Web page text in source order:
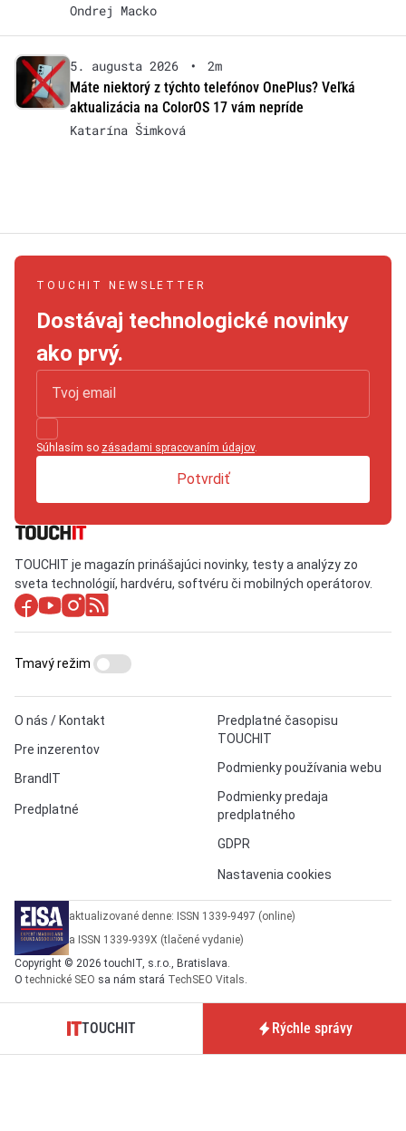
Ondrej Macko
5. augusta 2026 •
2m
Máte niektorý z týchto telefónov OnePlus? Veľká
aktualizácia na ColorOS 17 vám nepríde
Katarína Šimková
TOUCHIT NEWSLETTER
Dostávaj technologické novinky
ako prvý.
Súhlasím so zásadami spracovaním údajov.
Potvrdiť
TOUCHIT je magazín prinášajúci novinky, testy a analýzy zo
sveta technológií, hardvéru, softvéru či mobilných operátorov.
O nás / Kontakt
Pre inzerentov
BrandIT
Predplatné
Predplatné časopisu
TOUCHIT
Podmienky používania webu
Podmienky predaja
predplatného
GDPR
Nastavenia cookies
Tmavý režim
aktualizované denne: ISSN 1339-9497 (online)
a ISSN 1339-939X (tlačené vydanie)
Copyright © 2026 touchIT, s.r.o., Bratislava.
Otechnické SEO sa nám stará TechSEO Vitals
TOUCHIT Rýchle správy